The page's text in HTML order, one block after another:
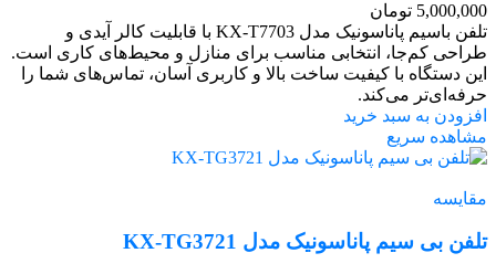
5,000,000 تومان
تلفن باسیم پاناسونیک مدل KX-T7703 با قابلیت کالر آیدی و
طراحی کم‌جا، انتخابی مناسب برای منازل و محیط‌های کاری است.
این دستگاه با کیفیت ساخت بالا و کاربری آسان، تماس‌های شما را
حرفه‌ای‌تر می‌کند.
افزودن به سبد خرید
مشاهده سریع
مقایسه
تلفن بی سیم پاناسونیک مدل KX-TG3721